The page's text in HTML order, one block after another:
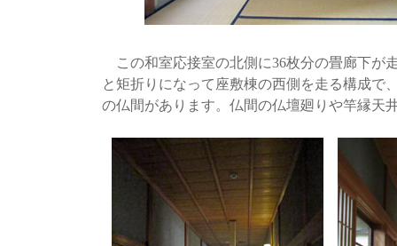
この和室応接室の北側に36枚分の畳廊下が
と矩折りになって座敷棟の西側を走る構成で
の仏間があります。仏間の仏壇廻りや竿縁天